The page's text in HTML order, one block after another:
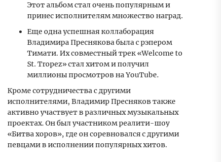
Этот альбом стал очень популярным и
принес исполнителям множество наград.
Еще одна успешная коллаборация
Владимира Преснякова была с рэпером
Тимати. Их совместный трек «Welcome to
St. Tropez» стал хитом и получил
миллионы просмотров на YouTube.
Кроме сотрудничества с другими
исполнителями, Владимир Пресняков также
активно участвует в различных музыкальных
проектах. Он был участником реалити-шоу
«Битва хоров», где он соревновался с другими
певцами в исполнении популярных хитов.